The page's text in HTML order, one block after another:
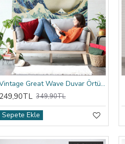
Vintage Great Wave Duvar Örtüsü
249,90TL 349,90TL
Sepete Ekle